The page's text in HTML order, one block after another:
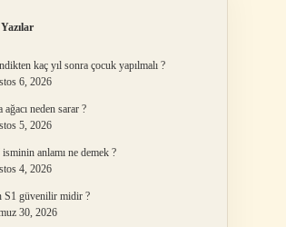
kaç yıl sonra çocuk yapılmalı ?
6, 2026
ağacı neden sarar ?
5, 2026
anlamı ne demek ?
4, 2026
S1 güvenilir midir ?
30, 2026